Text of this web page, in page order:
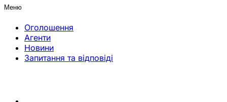
Меню
Оголошення
Агенти
Новини
Запитання та відповіді